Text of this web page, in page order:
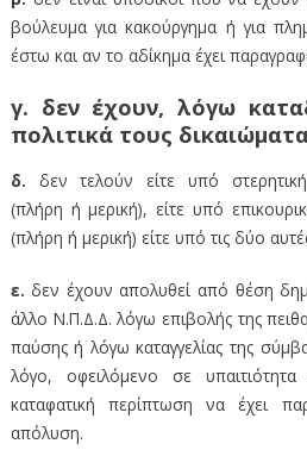
βούλευμα για κακούργημα ή για
έστω και αν το αδίκημα έχει
γ. δεν έχουν, λόγω
πολιτικά τους
δ. δεν τελούν είτε υπό
(πλήρη ή μερική), είτε υπό
(πλήρη ή μερική) είτε υπό τις δύο
ε. δεν έχουν απολυθεί από θέση
άλλο Ν.Π.Δ.Δ. λόγω επιβολής της
παύσης ή λόγω καταγγελίας της
λόγο, οφειλόμενο σε
καταφατική περίπτωση να έχει
απόλυση.